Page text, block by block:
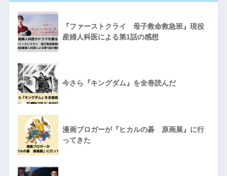
『ファーストクライ 母子救命救急班』現役
産婦人科医による第1話の感想
今さら『キングダム』を全巻読んだ
漫画ブロガーが『ヒカルの碁 原画展』に行
ってきた